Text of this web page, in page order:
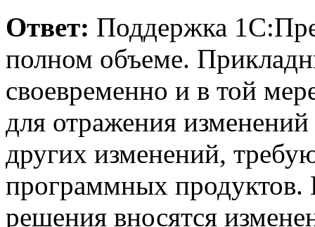
Ответ: Поддержка
полном объеме.
своевременно и в той
для отражения изменений
других изменений,
программных продуктов.
решения вносятся